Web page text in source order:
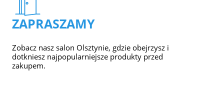
ZAPRASZAMY
Zobacz nasz salon Olsztynie, gdzie obejrzysz i
dotkniesz najpopularniejsze produkty przed
zakupem.